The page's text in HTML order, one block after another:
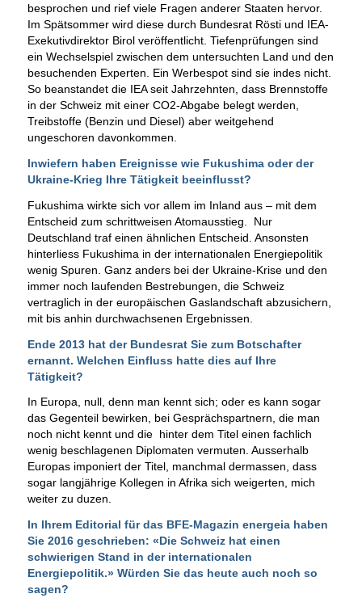
besprochen und rief viele Fragen anderer Staaten hervor.
Im Spätsommer wird diese durch Bundesrat Rösti und IEA-
Exekutivdirektor Birol veröffentlicht. Tiefenprüfungen sind
ein Wechselspiel zwischen dem untersuchten Land und den
besuchenden Experten. Ein Werbespot sind sie indes nicht.
So beanstandet die IEA seit Jahrzehnten, dass Brennstoffe
in der Schweiz mit einer CO2-Abgabe belegt werden,
Treibstoffe (Benzin und Diesel) aber weitgehend
ungeschoren davonkommen.
Inwiefern haben Ereignisse wie Fukushima oder der
Ukraine-Krieg Ihre Tätigkeit beeinflusst?
Fukushima wirkte sich vor allem im Inland aus – mit dem
Entscheid zum schrittweisen Atomausstieg. Nur
Deutschland traf einen ähnlichen Entscheid. Ansonsten
hinterliess Fukushima in der internationalen Energiepolitik
wenig Spuren. Ganz anders bei der Ukraine-Krise und den
immer noch laufenden Bestrebungen, die Schweiz
vertraglich in der europäischen Gaslandschaft abzusichern,
mit bis anhin durchwachsenen Ergebnissen.
Ende 2013 hat der Bundesrat Sie zum Botschafter
ernannt. Welchen Einfluss hatte dies auf Ihre
Tätigkeit?
In Europa, null, denn man kennt sich; oder es kann sogar
das Gegenteil bewirken, bei Gesprächspartnern, die man
noch nicht kennt und die hinter dem Titel einen fachlich
wenig beschlagenen Diplomaten vermuten. Ausserhalb
Europas imponiert der Titel, manchmal dermassen, dass
sogar langjährige Kollegen in Afrika sich weigerten, mich
weiter zu duzen.
In Ihrem Editorial für das BFE-Magazin energeiahaben
Sie 2016 geschrieben: «Die Schweiz hat einen
schwierigen Stand in der internationalen
Energiepolitik.» Würden Sie das heute auch noch so
sagen?